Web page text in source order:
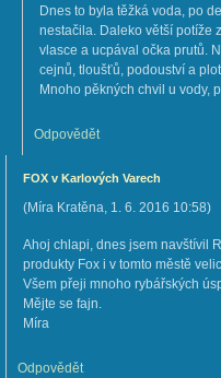
Dnes to byla těžká voda, po
nestačila. Daleko větší potíže
vlasce a ucpával očka prutů.
cejnů, tloušťů, podouství a
Mnoho pěkných chvil u vody,
Odpovědět
FOX v Karlových Varech
(Míra Kratěna, 1. 6. 2016 10:58)
Ahoj chlapi, dnes jsem navštívil
produkty Fox i v tomto městě
Všem přeji mnoho rybářských
Mějte se fajn.
Míra
Odpovědět